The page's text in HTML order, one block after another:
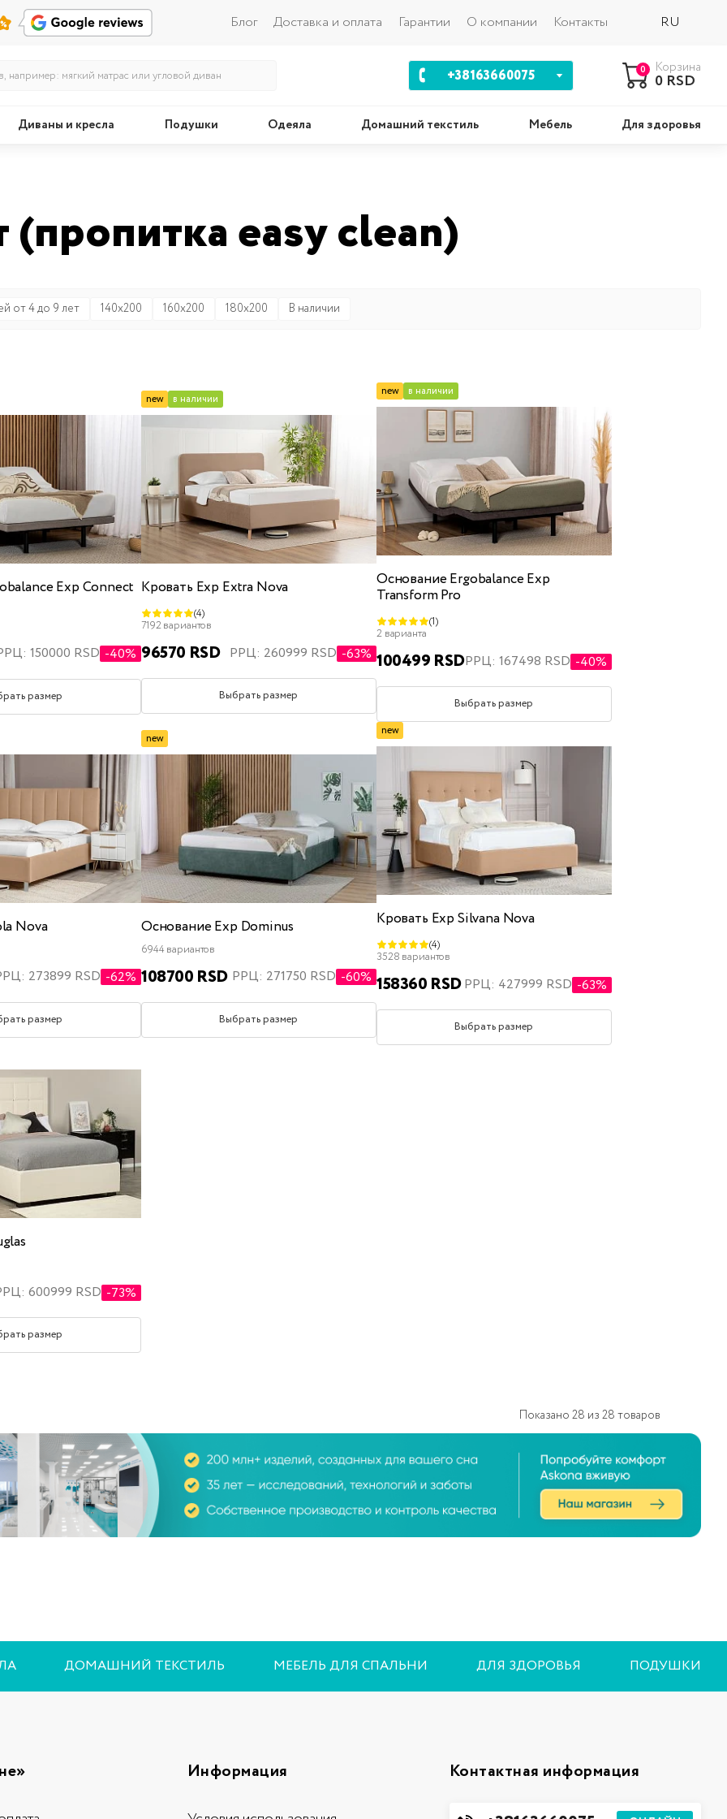
Блог Доставка и оплата Гарантии О компании Контакты RU
+38163660075 0 Корзина
0 RSD
Диваны и кресла Подушки Одеяла Домашний текстиль Мебель Для здоровья
Назад
180x200 200x200 полуторные
полуторные с подъемным механизмом с ящиком для белья
детские
(пропитка easy clean)
от 4 до 9 лет 140x200 160x200 180x200 В наличии
Exp Connect
150000 RSD -40%
размер
new в наличии
Кровать Exp Extra Nova
(4)
7192 вариантов
96570 RSD РРЦ: 260999 RSD -63%
Выбрать размер
new в наличии
Основание Ergobalance Exp
Transform Pro
(1)
2 варианта
100499 RSDРРЦ: 167498 RSD -40%
Выбрать размер
Nova
273899 RSD -62%
размер
new
Основание Exp Dominus
6944 вариантов
108700 RSD РРЦ: 271750 RSD -60%
Выбрать размер
new
Кровать Exp Silvana Nova
(4)
3528 вариантов
158360 RSDРРЦ: 427999 RSD -63%
Выбрать размер
600999 RSD -73%
размер
Показано 28 из 28 товаров
ДОМАШНИЙ ТЕКСТИЛЬ МЕБЕЛЬ ДЛЯ СПАЛЬНИ ДЛЯ ЗДОРОВЬЯ ПОДУШКИ
Информация Контактная информация